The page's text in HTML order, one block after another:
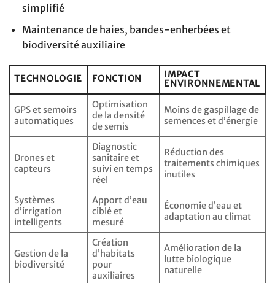
simplifié
Maintenance de haies, bandes-enherbées et
biodiversité auxiliaire
TECHNOLOGIE FONCTION
IMPACT
ENVIRONNEMENTAL
GPS et semoirs
automatiques
Optimisation
de la densité
de semis
Moins de gaspillage de
semences et d’énergie
Drones et
capteurs
Diagnostic
sanitaire et
suivi en temps
réel
Réduction des
traitements chimiques
inutiles
Systèmes
d’irrigation
intelligents
Apport d’eau
ciblé et
mesuré
Économie d’eau et
adaptation au climat
Gestion de la
biodiversité
Création
d’habitats
pour
auxiliaires
Amélioration de la
lutte biologique
naturelle